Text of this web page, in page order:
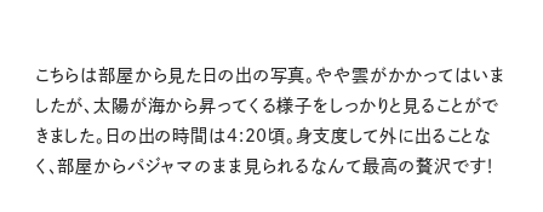
こちらは部屋から見た日の出の写真。やや雲がかかってはいま
したが、太陽が海から昇ってくる様子をしっかりと見ることがで
きました。日の出の時間は4:20頃。身支度して外に出ることな
く、部屋からパジャマのまま見られるなんて最高の贅沢です！